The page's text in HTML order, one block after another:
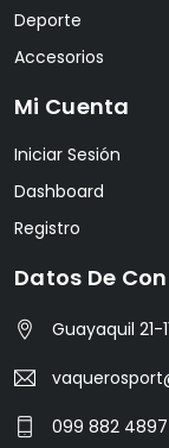
Deporte
Accesorios
Mi Cuenta
Iniciar Sesión
Dashboard
Registro
Datos De
Guayaquil 21-
099 882 4897